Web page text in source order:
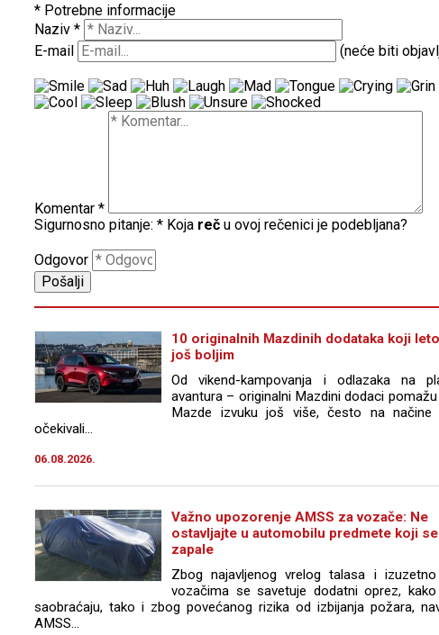
* Potrebne informacije
Naziv *
E-mail
(neće biti
Komentar *
Sigurnosno pitanje: * Koja reč u ovoj rečenici je podebljana?
Odgovor
10 originalnih Mazdinih dodataka koji
još boljim
Od vikend-kampovanja i odlazaka na
avantura – originalni Mazdini dodaci
Mazde izvuku još više, često na
očekivali...
06.08.2026.
Važno upozorenje AMSS za vozače: Ne
ostavljajte u automobilu predmete koji
zapale
Zbog najavljenog vrelog talasa i
vozačima se savetuje dodatni oprez,
saobraćaju, tako i zbog povećanog rizika od izbijanja požara,
AMSS...